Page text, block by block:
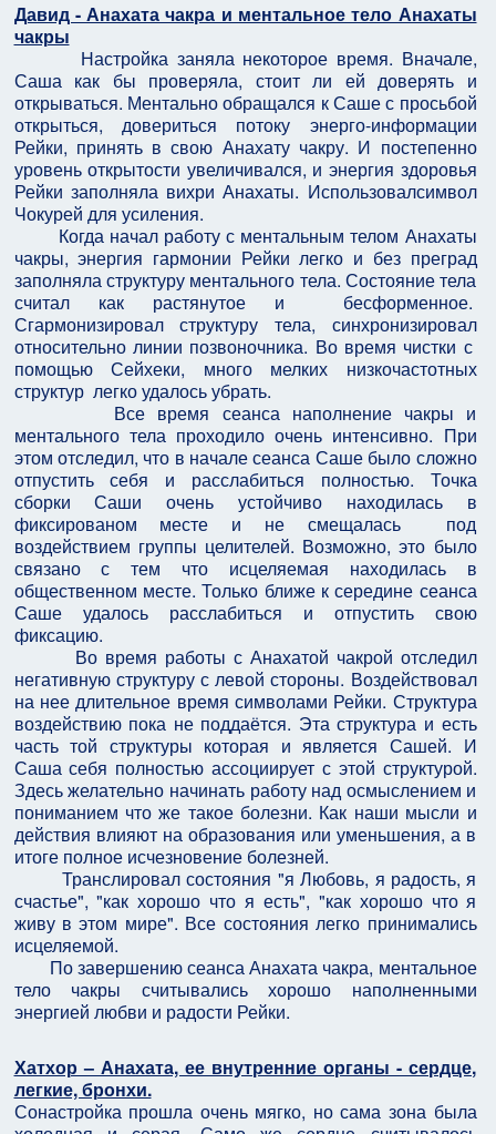
Давид - Анахата чакра и ментальное тело Анахаты
чакры
Настройка заняла некоторое время. Вначале,
Саша как бы проверяла, стоит ли ей доверять и
открываться. Ментально обращался к Саше с просьбой
открыться, довериться потоку энерго-информации
Рейки, принять в свою Анахату чакру. И постепенно
уровень открытости увеличивался, и энергия здоровья
Рейки заполняла вихри Анахаты. Использовалсимвол
Чокурей для усиления.
Когда начал работу с ментальным телом Анахаты
чакры, энергия гармонии Рейки легко и без преград
заполняла структуру ментального тела. Состояние тела
считал как растянутое и бесформенное.
Сгармонизировал структуру тела, синхронизировал
относительно линии позвоночника. Во время чистки с
помощью Сейхеки, много мелких низкочастотных
структур легко удалось убрать.
Все время сеанса наполнение чакры и
ментального тела проходило очень интенсивно. При
этом отследил, что в начале сеанса Саше было сложно
отпустить себя и расслабиться полностью. Точка
сборки Саши очень устойчиво находилась в
фиксированом месте и не смещалась под
воздействием группы целителей. Возможно, это было
связано с тем что исцеляемая находилась в
общественном месте. Только ближе к середине сеанса
Саше удалось расслабиться и отпустить свою
фиксацию.
Во время работы с Анахатой чакрой отследил
негативную структуру с левой стороны. Воздействовал
на нее длительное время символами Рейки. Структура
воздействию пока не поддаётся. Эта структура и есть
часть той структуры которая и является Сашей. И
Саша себя полностью ассоциирует с этой структурой.
Здесь желательно начинать работу над осмыслением и
пониманием что же такое болезни. Как наши мысли и
действия влияют на образования или уменьшения, а в
итоге полное исчезновение болезней.
Транслировал состояния "я Любовь, я радость, я
счастье", "как хорошо что я есть", "как хорошо что я
живу в этом мире". Все состояния легко принимались
исцеляемой.
По завершению сеанса Анахата чакра, ментальное
тело чакры считывались хорошо наполненными
энергией любви и радости Рейки.
Хатхор – Анахата, ее внутренние органы - сердце,
легкие, бронхи.
Сонастройка прошла очень мягко, но сама зона была